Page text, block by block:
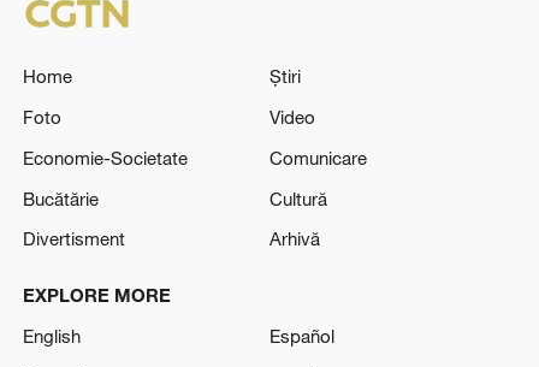
Home
Știri
Foto
Video
Economie-Societate
Comunicare
Bucătărie
Cultură
Divertisment
Arhivă
EXPLORE MORE
English
Español